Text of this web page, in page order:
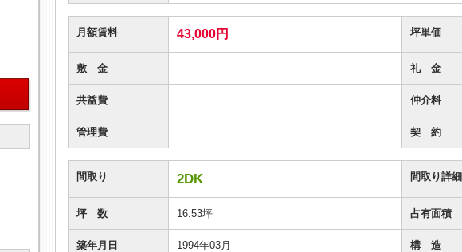
月額賃料 43,000円 坪単価
敷 金 礼 金
共益費 仲介料
管理費 契 約
間取り 2DK 間取り詳細
坪 数 16.53坪 占有面積
築年月日 1994年03月 構 造